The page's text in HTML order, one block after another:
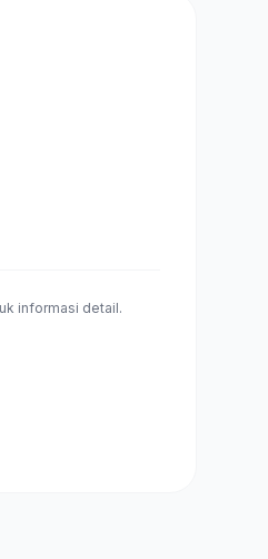
informasi detail.